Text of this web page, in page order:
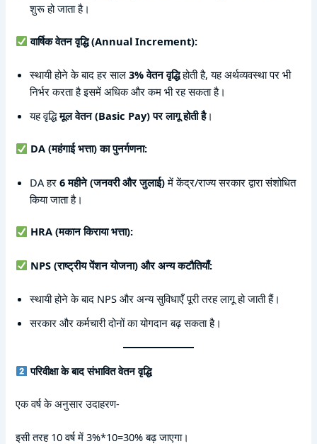
शुरू हो जाता है।
वार्षिक वेतन वृद्धि (Annual Increment):
स्थायी होने के बाद हर साल3% वेतन वृद्धिहोती है, यह अर्थव्यवस्था पर भी
निर्भर करता है इसमें अधिक और कम भी रह सकता है।
यह वृद्धिमूल वेतन (Basic Pay) पर लागू होती है।
DA (महंगाई भत्ता) का पुनर्गणना:
DA हर6 महीने (जनवरी और जुलाई)में केंद्र/राज्य सरकार द्वारा संशोधित
किया जाता है।
HRA (मकान किराया भत्ता):
NPS (राष्ट्रीय पेंशन योजना) और अन्य कटौतियाँ:
स्थायी होने के बाद NPS और अन्य सुविधाएँ पूरी तरह लागू हो जाती हैं।
सरकार और कर्मचारी दोनों का योगदान बढ़ सकता है।
परिवीक्षा के बाद संभावित वेतन वृद्धि
एक वर्ष के अनुसार उदाहरण-
इसी तरह 10 वर्ष में 3%*10=30% बढ़ जाएगा।